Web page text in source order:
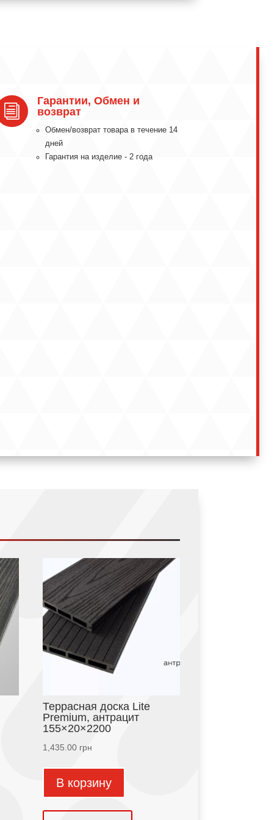
i
Гарантии, Обмен и
возврат
Обмeн/вoзвpaт тoвapa в тeчeниe 14
днeй
Гарантия на изделие - 2 года
Террасная доска Lite
Premium, антрацит
155×20×2200
1,435.00грн
В корзину